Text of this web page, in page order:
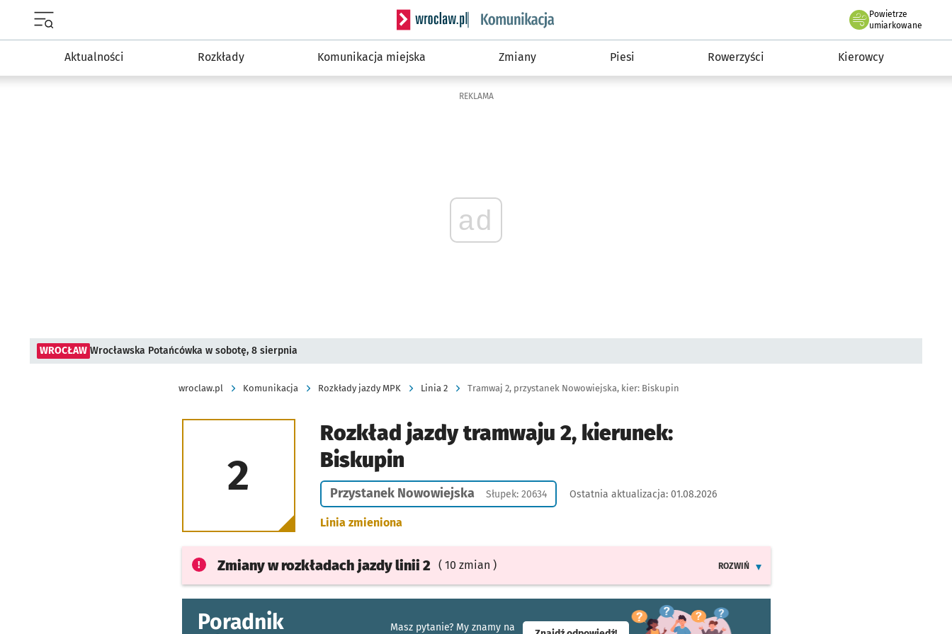
Serwis informacyjny wroclaw.pl podserwis: Komunikacja
Powietrze
we Wrocławiu
umiarkowane
Aktualności Rozkłady Komunikacja miejska Zmiany Piesi Rowerzyści Kierowcy
REKLAMA
ad
WROCŁAW Wrocławska Potańcówka w sobotę, 8 sierpnia
wroclaw.pl Komunikacja Rozkłady jazdy MPK Linia 2 Tramwaj 2, przystanek Nowowiejska, kier: Biskupin
2
Rozkład jazdy tramwaju 2, kierunek:
Biskupin
Przystanek Nowowiejska Słupek: 20634 Ostatnia aktualizacja: 01.08.2026
Linia zmieniona
Zmiany w rozkładach jazdylinii 2 ( 10 zmian )
ROZWIŃ
Poradnik
Masz pytanie? My znamy na